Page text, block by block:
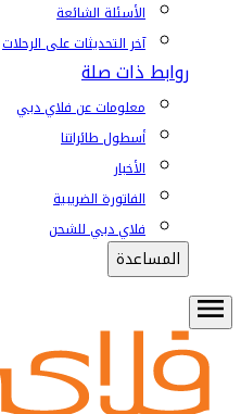
الأسئلة الشائعة
آخر التحديثات على الرحلات
روابط ذات صلة
معلومات عن فلاي دبي
أسطول طائراتنا
الأخبار
الفاتورة الضريبية
فلاي دبي للشحن
المساعدة